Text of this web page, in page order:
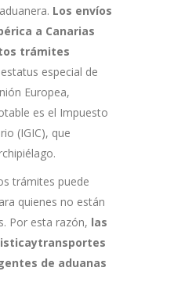
Los envíos
a Canarias
trámites
especial de
Europea,
es el Impuesto
(IGIC), que
trámites puede
quienes no están
Por esta razón, las
de aduanas